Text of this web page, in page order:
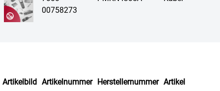
00758273
Artikelbild Artikelnummer Herstellernummer Artikel